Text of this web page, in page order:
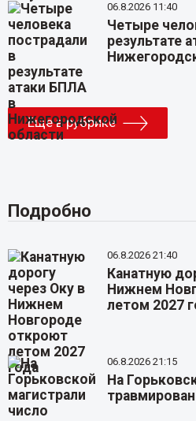
06.8.2026 11:40
Четыре
результате
Еще в рубрике
Подробно
06.8.2026 21:40
Канатную
Нижнем
летом 2027
06.8.2026 21:15
На